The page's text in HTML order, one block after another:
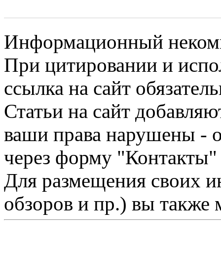
Информационный
При цитировании и
ссылка на сайт
Статьи на сайт
ваши права нарушены -
через форму "Контакты"
Для размещения своих
обзоров и пр.) вы также